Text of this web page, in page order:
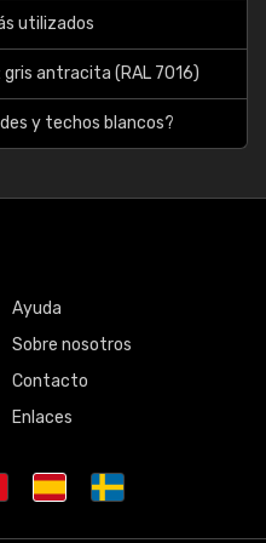
utilizados
gris antracita (RAL 7016)
y techos blancos?
Ayuda
Sobre nosotros
Contacto
Enlaces